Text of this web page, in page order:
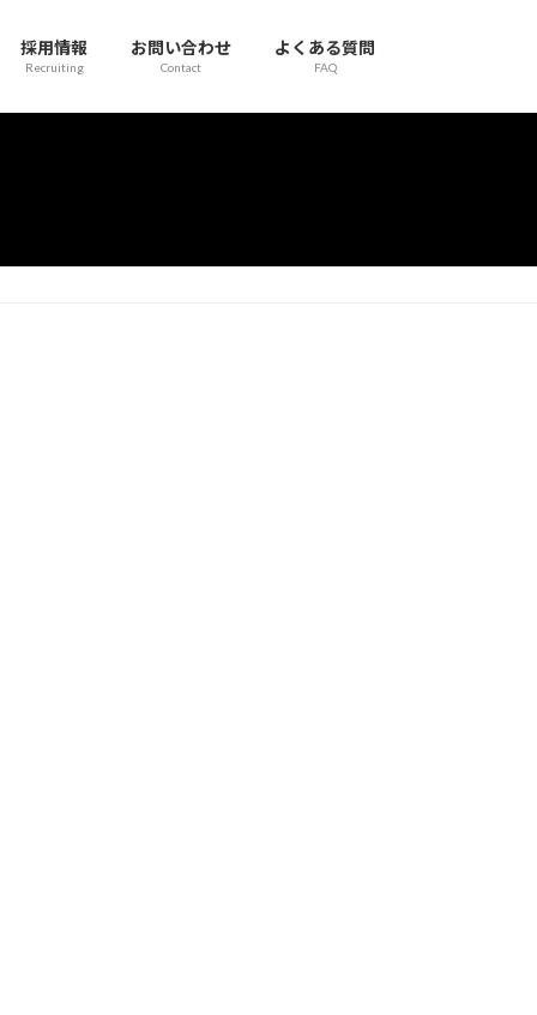
採用情報
Recruiting
お問い合わせ
Contact
よくある質問
FAQ